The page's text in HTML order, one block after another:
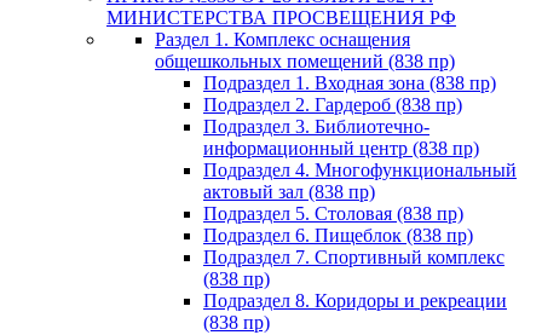
МИНИСТЕРСТВА ПРОСВЕЩЕНИЯ РФ
Раздел 1. Комплекс оснащения
общешкольных помещений (838 пр)
Подраздел 1. Входная зона (838 пр)
Подраздел 2. Гардероб (838 пр)
Подраздел 3. Библиотечно-
информационный центр (838 пр)
Подраздел 4. Многофункциональный
актовый зал (838 пр)
Подраздел 5. Столовая (838 пр)
Подраздел 6. Пищеблок (838 пр)
Подраздел 7. Спортивный комплекс
(838 пр)
Подраздел 8. Коридоры и рекреации
(838 пр)